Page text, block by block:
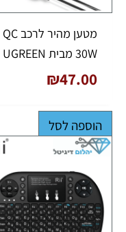
מטען מהיר לרכב QC
30W מבית UGREEN
₪47.00
הוספה לסל